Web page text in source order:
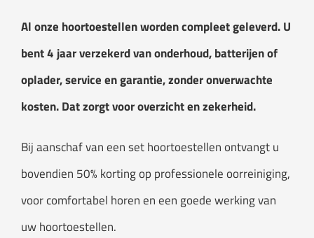
Al onze hoortoestellen worden compleet geleverd. U
bent 4 jaar verzekerd van onderhoud, batterijen of
oplader, service en garantie, zonder onverwachte
kosten. Dat zorgt voor overzicht en zekerheid.
Bij aanschaf van een set hoortoestellen ontvangt u
bovendien 50% korting op professionele oorreiniging,
voor comfortabel horen en een goede werking van
uw hoortoestellen.